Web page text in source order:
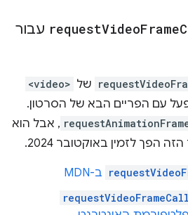
requestVideoFrame עבור
של <video>
עם הפריים הבא של הסרטון.
, אבל הוא
הפך לזמין באוקטובר 2024.
ב-MDN